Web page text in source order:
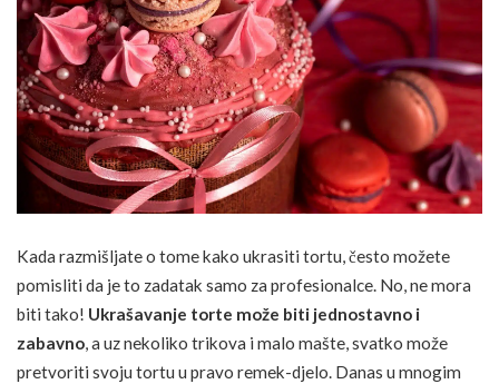
Kada razmišljate o tome kako ukrasiti tortu, često možete
pomisliti da je to zadatak samo za profesionalce. No, ne mora
biti tako! Ukrašavanje torte može biti jednostavno i
zabavno, a uz nekoliko trikova i malo mašte, svatko može
pretvoriti svoju tortu u pravo remek-djelo. Danas u mnogim